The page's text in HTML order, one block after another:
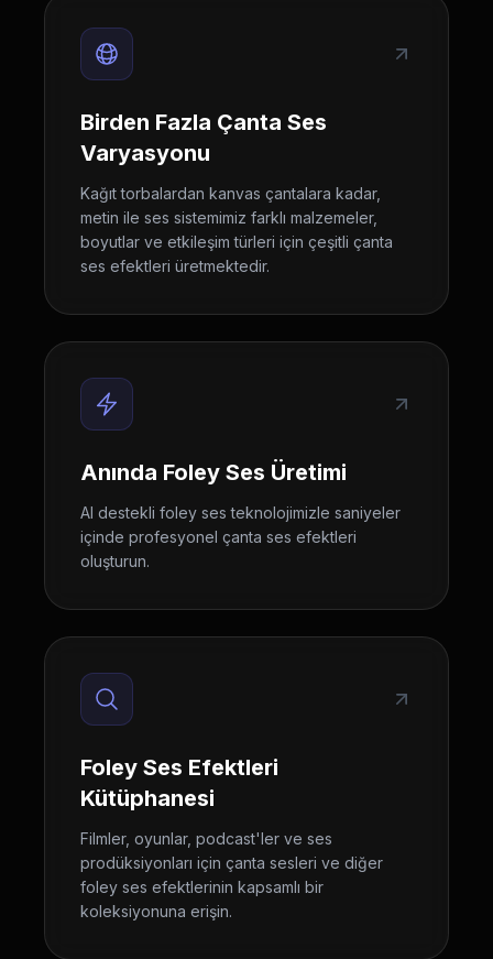
Birden Fazla Çanta Ses
Varyasyonu
Kağıt torbalardan kanvas çantalara kadar,
metin ile ses sistemimiz farklı malzemeler,
boyutlar ve etkileşim türleri için çeşitli çanta
ses efektleri üretmektedir.
Anında Foley Ses Üretimi
AI destekli foley ses teknolojimizle saniyeler
içinde profesyonel çanta ses efektleri
oluşturun.
Foley Ses Efektleri
Kütüphanesi
Filmler, oyunlar, podcast'ler ve ses
prodüksiyonları için çanta sesleri ve diğer
foley ses efektlerinin kapsamlı bir
koleksiyonuna erişin.